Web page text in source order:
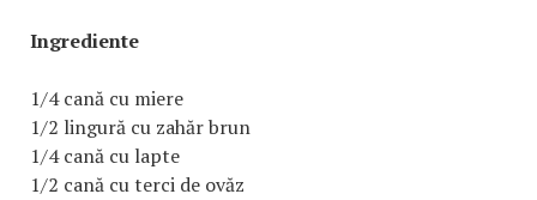
Ingrediente
1/4 cană cu miere
1/2 lingură cu zahăr brun
1/4 cană cu lapte
1/2 cană cu terci de ovăz